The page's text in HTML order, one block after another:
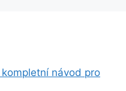
návod pro